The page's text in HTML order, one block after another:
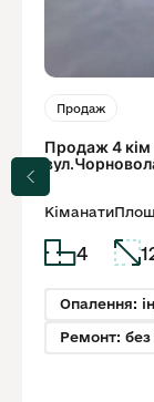
Продаж
Продаж 4 кім
Кіманати
4
Опалення:
Ремонт: